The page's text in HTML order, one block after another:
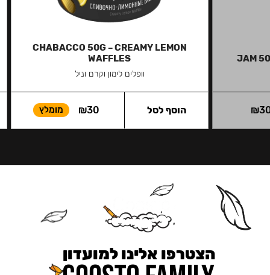
JAM
₪
CHABACCO 50G – CREAMY LEMON
WAFFLES
וופלים לימון וקרם וניל
₪30 מומלץ הוסף לסל
הצטרפו אלינו למועדון